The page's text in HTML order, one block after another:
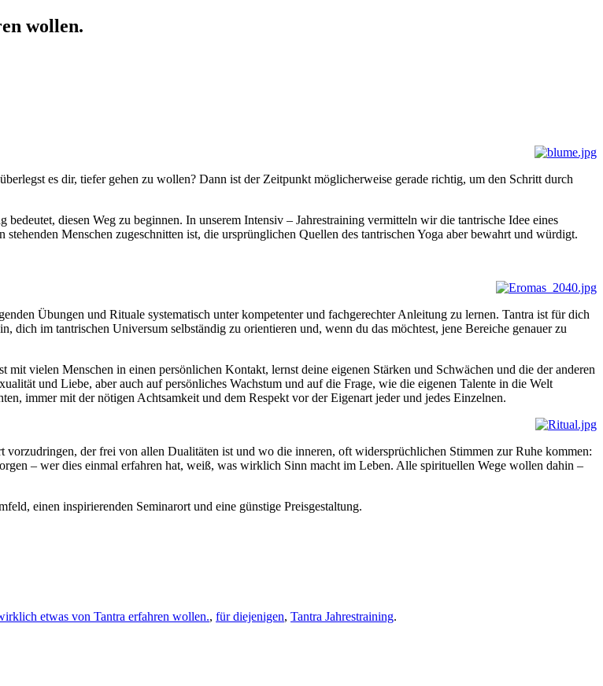
wollen.
es dir, tiefer gehen zu wollen? Dann ist der Zeitpunkt möglicherweise gerade richtig, um den Schritt durch
diesen Weg zu beginnen. In unserem Intensiv – Jahrestraining vermitteln wir die tantrische Idee eines
Menschen zugeschnitten ist, die ursprünglichen Quellen des tantrischen Yoga aber bewahrt und würdigt.
Übungen und Rituale systematisch unter kompetenter und fachgerechter Anleitung zu lernen. Tantra ist für dich
dich im tantrischen Universum selbständig zu orientieren und, wenn du das möchtest, jene Bereiche genauer zu
vielen Menschen in einen persönlichen Kontakt, lernst deine eigenen Stärken und Schwächen und die der anderen
und Liebe, aber auch auf persönliches Wachstum und auf die Frage, wie die eigenen Talente in die Welt
immer mit der nötigen Achtsamkeit und dem Respekt vor der Eigenart jeder und jedes Einzelnen.
vorzudringen, der frei von allen Dualitäten ist und wo die inneren, oft widersprüchlichen Stimmen zur Ruhe kommen:
– wer dies einmal erfahren hat, weiß, was wirklich Sinn macht im Leben. Alle spirituellen Wege wollen dahin –
einen inspirierenden Seminarort und eine günstige Preisgestaltung.
etwas von Tantra erfahren wollen., für diejenigen, Tantra Jahrestraining.